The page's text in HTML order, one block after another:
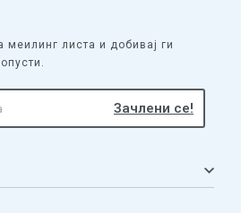
меилинг листа и добивај ги